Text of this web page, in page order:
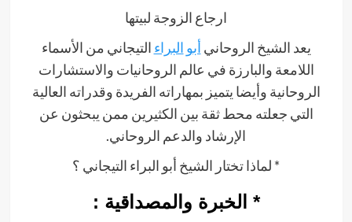
ارجاع الزوجة لبيتها
يعد الشيخ الروحاني أبو البراء التيجاني من الأسماء
اللامعة والبارزة في عالم الروحانيات والاستشارات
الروحانية وأيضا يتميز بمهاراته الفريدة وقدراته العالية
التي جعلته محط ثقة بين الكثيرين ممن يبحثون عن
الإرشاد والدعم الروحاني.
* لماذا تختار الشيخ أبو البراء التيجاني ؟
* الخبرة والمصداقية :